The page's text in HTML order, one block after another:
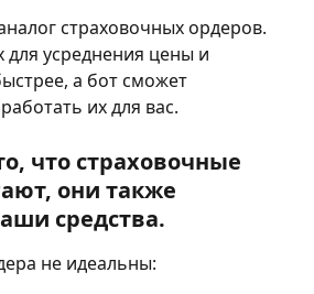
страховочных ордеров.
для усреднения цены и
а бот сможет
их для вас.
что страховочные
они также
средства.
не идеальны: